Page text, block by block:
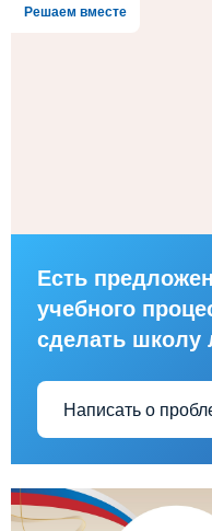
Решаем вместе
Есть
учебного
сделать школу
Написать о